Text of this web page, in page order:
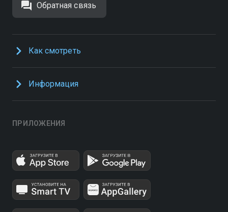
Обратная связь
Как смотреть
Информация
ПРИЛОЖЕНИЯ